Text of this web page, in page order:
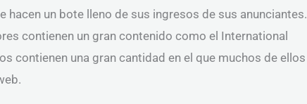
hacen un bote lleno de sus ingresos de sus anunciantes.
contienen un gran contenido como el International
contienen una gran cantidad en el que muchos de ellos